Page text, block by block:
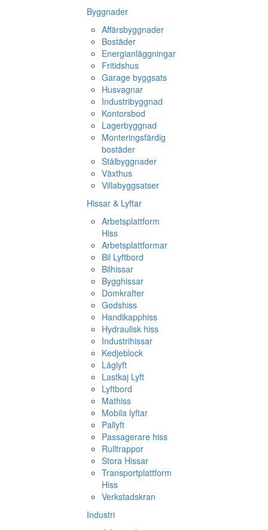
Byggnader
Affärsbyggnader
Bostäder
Energianläggningar
Fritidshus
Garage byggsats
Husvagnar
Industribyggnad
Kontorsbod
Lagerbyggnad
Monteringsfärdig
bostäder
Stålbyggnader
Växthus
Villabyggsatser
Hissar & Lyftar
Arbetsplattform
Hiss
Arbetsplattformar
Bil Lyftbord
Bilhissar
Bygghissar
Domkrafter
Godshiss
Handikapphiss
Hydraulisk hiss
Industrihissar
Kedjeblock
Låglyft
Lastkaj Lyft
Lyftbord
Mathiss
Mobila lyftar
Pallyft
Passagerare hiss
Rulltrappor
Stora Hissar
Transportplattform
Hiss
Verkstadskran
Industri